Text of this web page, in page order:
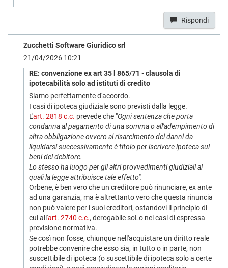
Rispondi
Zucchetti Software Giuridico srl
21/04/2026 10:21
RE: convenzione ex art 35 l 865/71 - clausola di
ipotecabilità solo ad istituti di credito
Siamo perfettamente d'accordo.
I casi di ipoteca giudiziale sono previsti dalla legge.
L'art. 2818 c.c. prevede che "Ogni sentenza che porta
condanna al pagamento di una somma o all'adempimento di
altra obbligazione ovvero al risarcimento dei danni da
liquidarsi successivamente è titolo per iscrivere ipoteca sui
beni del debitore.
Lo stesso ha luogo per gli altri provvedimenti giudiziali ai
quali la legge attribuisce tale effetto".
Orbene, è ben vero che un creditore può rinunciare, ex ante
ad una garanzia, ma è altrettanto vero che questa rinuncia
non può valere per i suoi creditori, ostandovi il principio di
cui all'art. 2740 c.c., derogabile soLo nei casi di espressa
previsione normativa.
Se così non fosse, chiunque nell'acquistare un diritto reale
potrebbe convenire che esso sia, in tutto o in parte, non
suscettibile di ipoteca (o suscettibile di ipoteca solo a certe